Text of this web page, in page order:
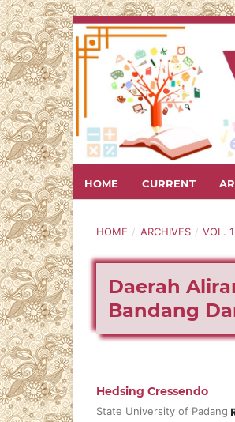
HOME CURRENT
HOME / ARCHIVES / VOL.
Daerah
Bandang
Hedsing Cressendo
State University of Padang